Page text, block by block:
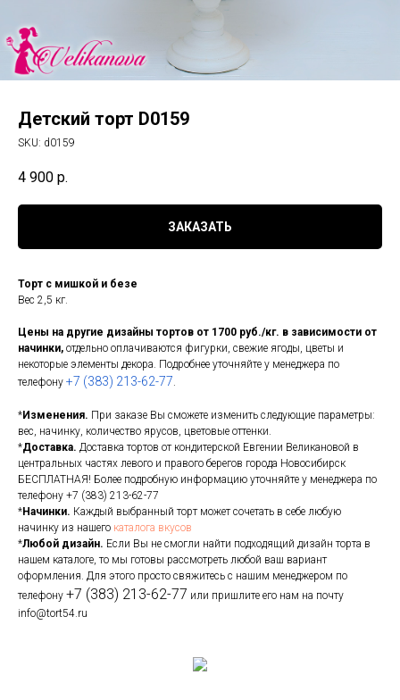
Детский торт D0159
SKU: d0159
4 900 р.
ЗАКАЗАТЬ
Торт с мишкой и безе
Вес 2,5 кг.
Цены на другие дизайны тортов от 1700 руб./кг. в зависимости от
начинки, отдельно оплачиваются фигурки, свежие ягоды, цветы и
некоторые элементы декора. Подробнее уточняйте у менеджера по
телефону +7 (383) 213-62-77.
*Изменения. При заказе Вы сможете изменить следующие параметры:
вес, начинку, количество ярусов, цветовые оттенки.
*Доставка. Доставка тортов от кондитерской Евгении Великановой в
центральных частях левого и правого берегов города Новосибирск
БЕСПЛАТНАЯ! Более подробную информацию уточняйте у менеджера по
телефону +7 (383) 213-62-77
*Начинки. Каждый выбранный торт может сочетать в себе любую
начинку из нашего каталога вкусов
*Любой дизайн. Если Вы не смогли найти подходящий дизайн торта в
нашем каталоге, то мы готовы рассмотреть любой ваш вариант
оформления. Для этого просто свяжитесь с нашим менеджером по
телефону +7 (383) 213-62-77 или пришлите его нам на почту
info@tort54.ru